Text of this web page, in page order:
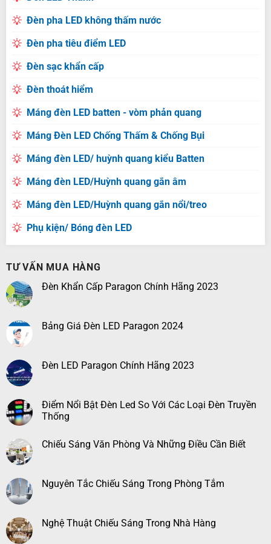
Đèn pha LED không thấm nước
Đèn pha tiêu điểm LED
Đèn sạc khẩn cấp
Đèn thoát hiểm
Máng đèn LED batten - vòm phản quang
Máng Đèn LED Chống Thấm & Chống Bụi
Máng đèn LED/ huỳnh quang kiểu Batten
Máng đèn LED/Huỳnh quang gắn âm
Máng đèn LED/Huỳnh quang gắn nổi/treo
Phụ kiện/ Bóng đèn LED
TƯ VẤN MUA HÀNG
Đèn Khẩn Cấp Paragon Chính Hãng 2023
Bảng Giá Đèn LED Paragon 2024
Đèn LED Paragon Chính Hãng 2023
Điểm Nổi Bật Đèn Led So Với Các Loại Đèn Truyền
Thống
Chiếu Sáng Văn Phòng Và Những Điều Cần Biết
Nguyên Tắc Chiếu Sáng Trong Phòng Tắm
Nghệ Thuật Chiếu Sáng Trong Nhà Hàng